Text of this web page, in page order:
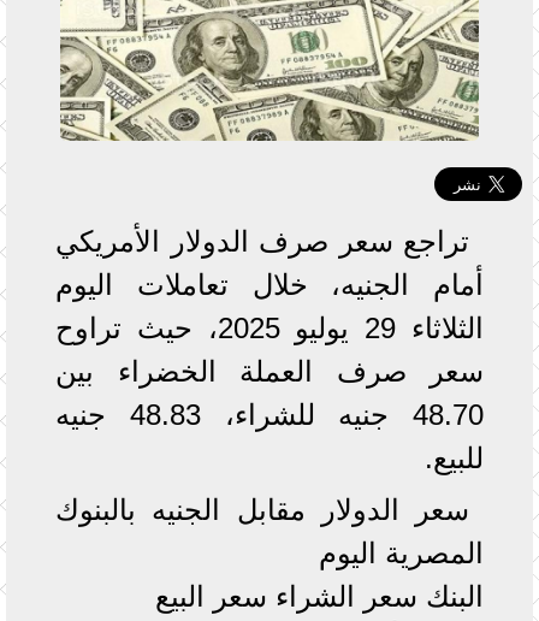
تراجع سعر صرف الدولار الأمريكي
أمام الجنيه، خلال تعاملات اليوم
الثلاثاء 29 يوليو 2025، حيث تراوح
سعر صرف العملة الخضراء بين
48.70 جنيه للشراء، 48.83 جنيه
للبيع.
سعر الدولار مقابل الجنيه بالبنوك
المصرية اليوم
البنك سعر الشراء سعر البيع